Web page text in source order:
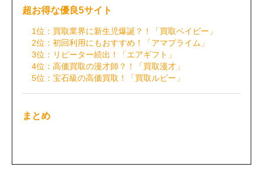
超お得な優良5サイト
1位：買取業界に新生児爆誕？！「買取ベイビー」
2位：初回利用にもおすすめ！「アマプライム」
3位：リピーター続出！「エアギフト」
4位：高価買取の漫才師？！「買取漫才」
5位：宝石級の高価買取！「買取ルビー」
まとめ